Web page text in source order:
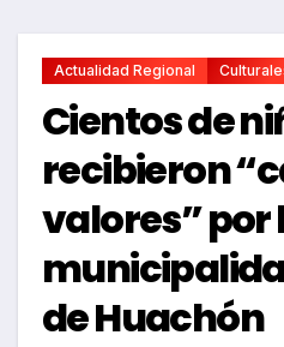
Actualidad Regional
Cientos de
recibieron
valores” por
de Huachón